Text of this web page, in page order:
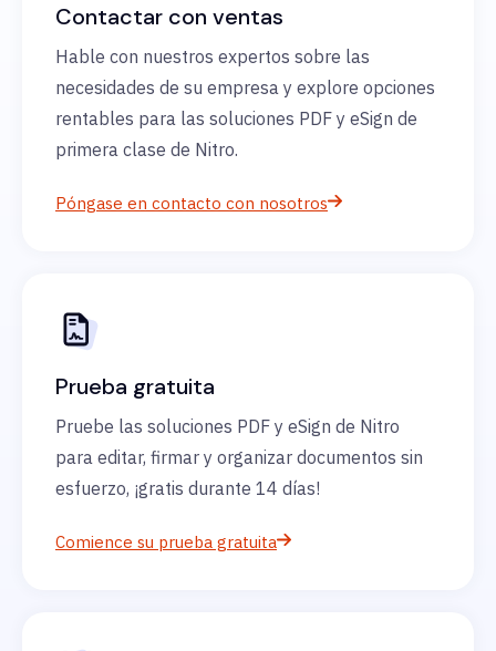
Contactar con ventas
Hable con nuestros expertos sobre las
necesidades de su empresa y explore opciones
rentables para las soluciones PDF y eSign de
primera clase de Nitro.
Póngase en contacto con nosotros
Prueba gratuita
Pruebe las soluciones PDF y eSign de Nitro
para editar, firmar y organizar documentos sin
esfuerzo, ¡gratis durante 14 días!
Comience su prueba gratuita